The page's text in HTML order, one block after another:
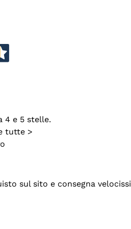
4 e 5 stelle.
tutte >
sul sito e consegna